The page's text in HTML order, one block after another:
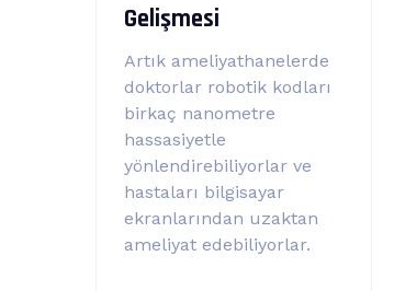
Gelişmesi
Artık ameliyathanelerde
doktorlar robotik kodları
birkaç nanometre
hassasiyetle
yönlendirebiliyorlar ve
hastaları bilgisayar
ekranlarından uzaktan
ameliyat edebiliyorlar.